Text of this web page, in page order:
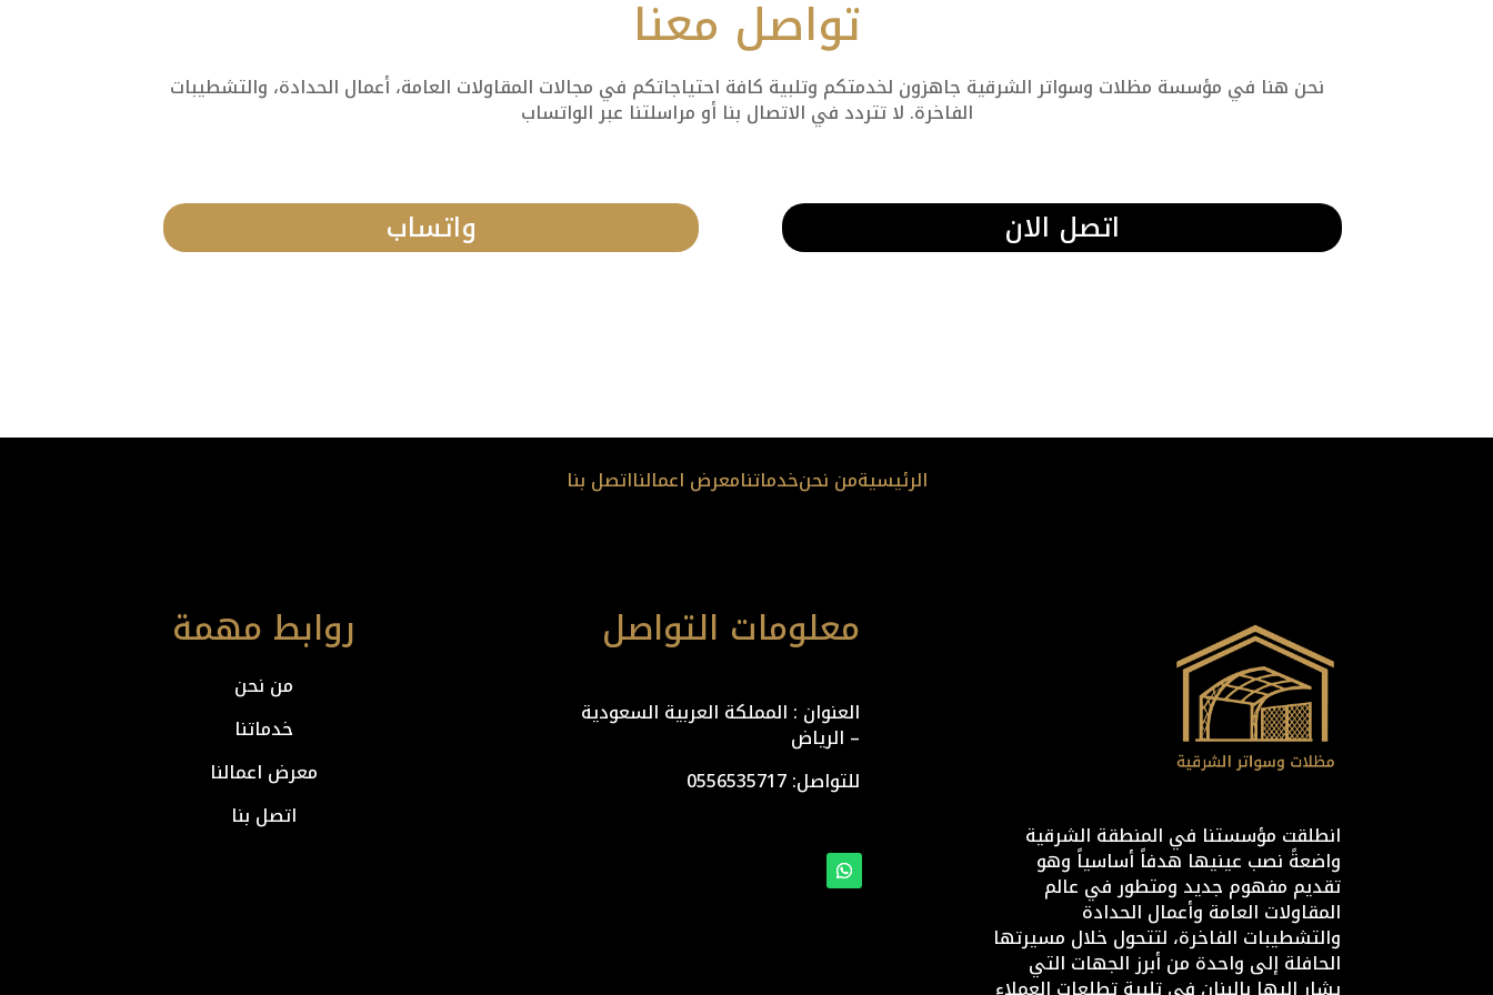
تواصل معنا
نحن هنا في مؤسسة مظلات وسواتر الشرقية جاهزون لخدمتكم وتلبية كافة احتياجاتكم في مجالات المقاولات العامة، أعمال الحدادة، والتشطيبات
الفاخرة. لا تتردد في الاتصال بنا أو مراسلتنا عبر الواتساب
واتساب اتصل الان
الرئيسيةمن نحنخدماتنامعرض اعمالنااتصل بنا
روابط مهمة
من نحن
خدماتنا
معرض اعمالنا
اتصل بنا
معلومات التواصل
العنوان : المملكة العربية السعودية
– الرياض
للتواصل: ⁦0556535717
انطلقت مؤسستنا في المنطقة الشرقية
واضعةً نصب عينيها هدفاً أساسياً وهو
تقديم مفهوم جديد ومتطور في عالم
المقاولات العامة وأعمال الحدادة
والتشطيبات الفاخرة، لتتحول خلال مسيرتها
الحافلة إلى واحدة من أبرز الجهات التي